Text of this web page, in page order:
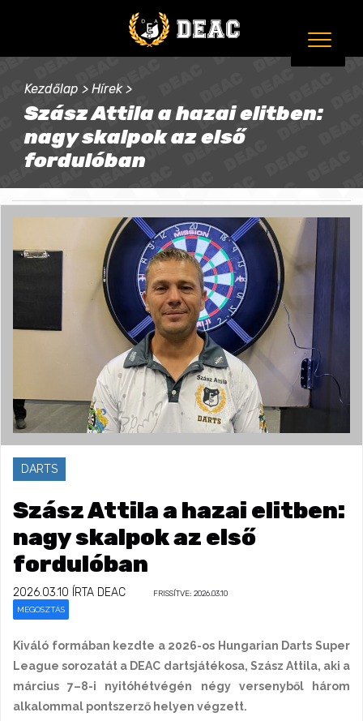
Kezdőlap > Hírek >
Szász Attila a hazai elitben:
nagy skalpok az első
fordulóban
DARTS
Szász Attila a hazai elitben:
nagy skalpok az első
fordulóban
2026.03.10 ÍRTA DEAC FRISSÍTVE: 2026.03.10
MEGOSZTÁS
Kiváló formában kezdte a 2026-os Hungarian Darts Super
League sorozatát a DEAC dartsjátékosa, Szász Attila, aki a
március 7–8-i nyitóhétvégén négy versenyből három
alkalommal pontszerző helyen végzett.